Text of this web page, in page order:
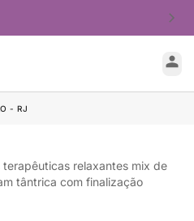
- RJ
relaxantes mix de
tântrica com finalização